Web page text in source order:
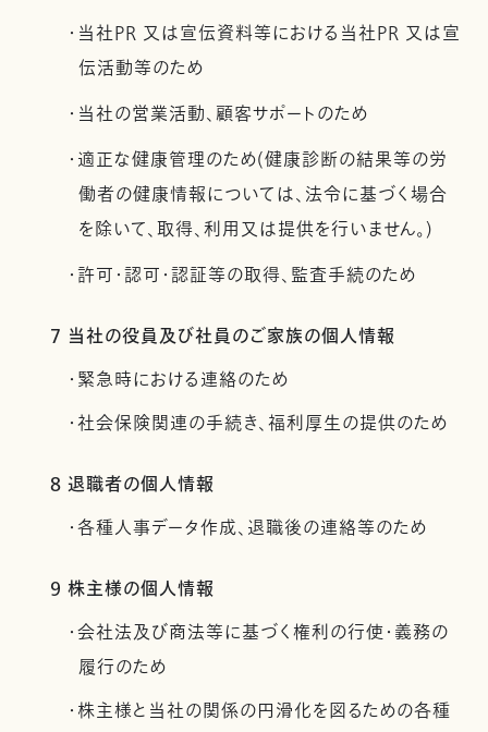
・当社PR 又は宣伝資料等における当社PR 又は宣
伝活動等のため
・当社の営業活動、顧客サポートのため
・適正な健康管理のため(健康診断の結果等の労
働者の健康情報については、法令に基づく場合
を除いて、取得、利用又は提供を行いません。)
・許可・認可・認証等の取得、監査手続のため
7 当社の役員及び社員のご家族の個人情報
・緊急時における連絡のため
・社会保険関連の手続き、福利厚生の提供のため
8 退職者の個人情報
・各種人事データ作成、退職後の連絡等のため
9 株主様の個人情報
・会社法及び商法等に基づく権利の行使・義務の
履行のため
・株主様と当社の関係の円滑化を図るための各種